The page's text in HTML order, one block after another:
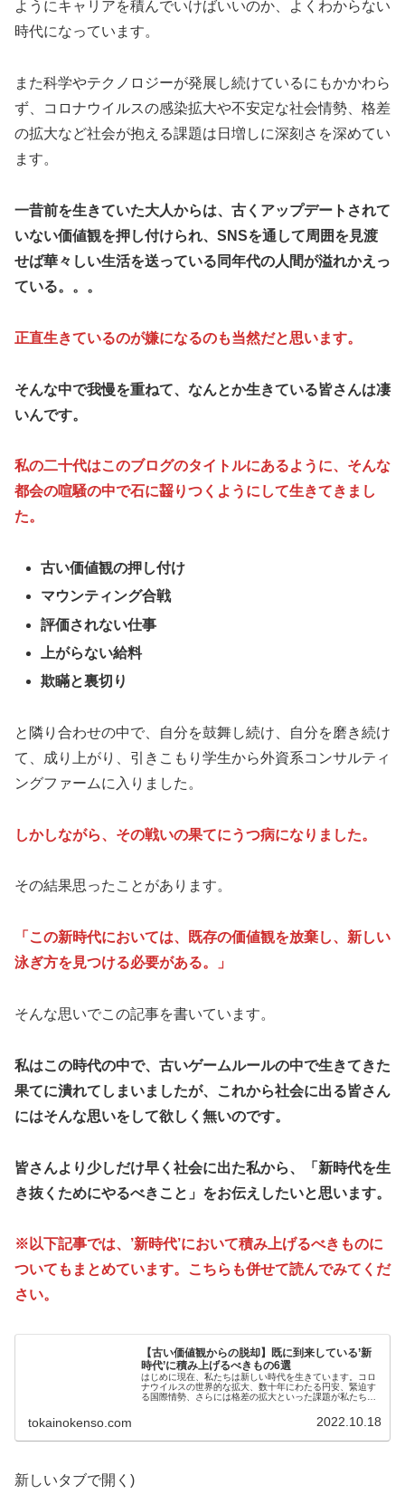
ようにキャリアを積んでいけばいいのか、よくわからない
時代になっています。
また科学やテクノロジーが発展し続けているにもかかわら
ず、コロナウイルスの感染拡大や不安定な社会情勢、格差
の拡大など社会が抱える課題は日増しに深刻さを深めてい
ます。
一昔前を生きていた大人からは、古くアップデートされて
いない価値観を押し付けられ、SNSを通して周囲を見渡
せば華々しい生活を送っている同年代の人間が溢れかえっ
ている。。。
正直生きているのが嫌になるのも当然だと思います。
そんな中で我慢を重ねて、なんとか生きている皆さんは凄
いんです。
私の二十代はこのブログのタイトルにあるように、そんな
都会の喧騒の中で石に齧りつくようにして生きてきまし
た。
古い価値観の押し付け
マウンティング合戦
評価されない仕事
上がらない給料
欺瞞と裏切り
と隣り合わせの中で、自分を鼓舞し続け、自分を磨き続け
て、成り上がり、引きこもり学生から外資系コンサルティ
ングファームに入りました。
しかしながら、その戦いの果てにうつ病になりました。
その結果思ったことがあります。
「この新時代においては、既存の価値観を放棄し、新しい
泳ぎ方を見つける必要がある。」
そんな思いでこの記事を書いています。
私はこの時代の中で、古いゲームルールの中で生きてきた
果てに潰れてしまいましたが、これから社会に出る皆さん
にはそんな思いをして欲しく無いのです。
皆さんより少しだけ早く社会に出た私から、「新時代を生
き抜くためにやるべきこと」をお伝えしたいと思います。
※以下記事では、’新時代’において積み上げるべきものに
ついてもまとめています。こちらも併せて読んでみてくだ
さい。
【古い価値観からの脱却】既に到来している’新
時代’に積み上げるべきもの6選
はじめに現在、私たちは新しい時代を生きています。コロ
ナウイルスの世界的な拡大、数十年にわたる円安、緊迫す
る国際情勢、さらには格差の拡大といった課題が私たちの
tokainokenso.com 2022.10.18
新しいタブで開く)